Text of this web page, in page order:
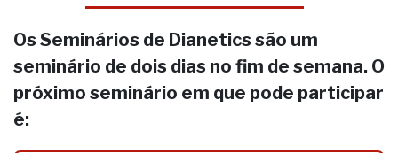
Os Seminários de Dianetics são um
seminário de dois dias no fim de semana. O
próximo seminário em que pode participar
é: